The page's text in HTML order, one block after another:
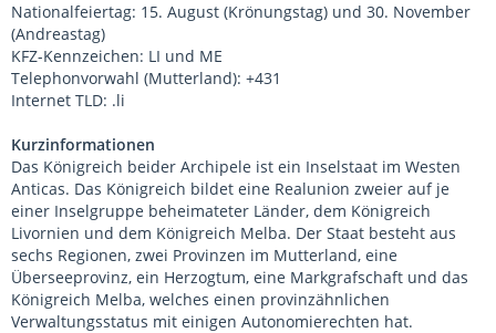
Nationalfeiertag: 15. August (Krönungstag) und 30. November
(Andreastag)
KFZ-Kennzeichen: LI und ME
Telephonvorwahl (Mutterland): +431
Internet TLD: .li
Kurzinformationen
Das Königreich beider Archipele ist ein Inselstaat im Westen
Anticas. Das Königreich bildet eine Realunion zweier auf je
einer Inselgruppe beheimateter Länder, dem Königreich
Livornien und dem Königreich Melba. Der Staat besteht aus
sechs Regionen, zwei Provinzen im Mutterland, eine
Überseeprovinz, ein Herzogtum, eine Markgrafschaft und das
Königreich Melba, welches einen provinzähnlichen
Verwaltungsstatus mit einigen Autonomierechten hat.